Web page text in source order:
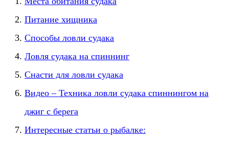
Питание хищника
Способы ловли судака
Ловля судака на спиннинг
Снасти для ловли судака
Видео – Техника ловли судака спиннингом на
джиг с берега
Интересные статьи о рыбалке: